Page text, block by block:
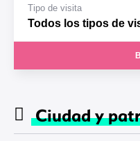
Tipo de visita
Ciudad y